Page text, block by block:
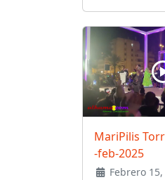
MariPilis
-feb-2025
Febrero 15,